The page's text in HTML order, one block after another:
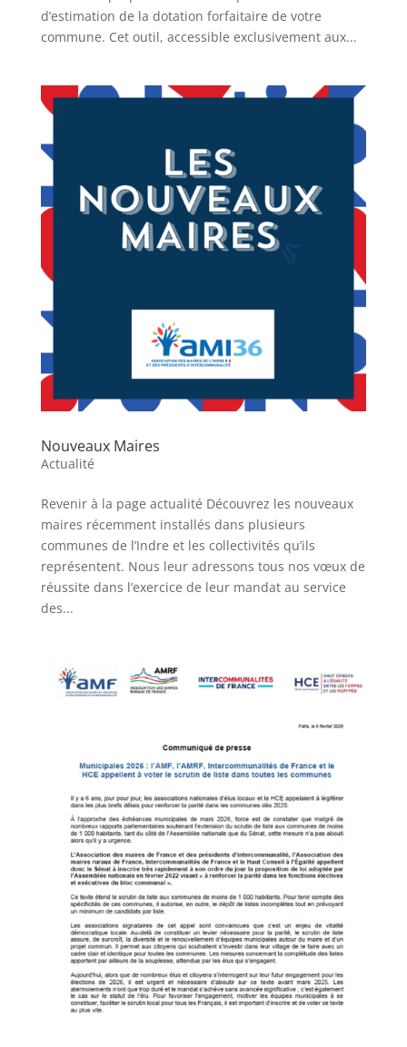
d’estimation de la dotation forfaitaire de votre
commune. Cet outil, accessible exclusivement aux...
Nouveaux Maires
Actualité
Revenir à la page actualité Découvrez les nouveaux
maires récemment installés dans plusieurs
communes de l’Indre et les collectivités qu’ils
représentent. Nous leur adressons tous nos vœux de
réussite dans l’exercice de leur mandat au service
des...